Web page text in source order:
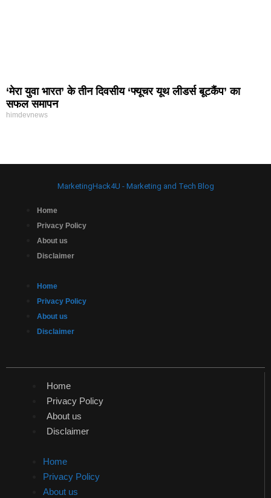
‘मेरा युवा भारत’ के तीन दिवसीय ‘फ्यूचर यूथ लीडर्स बूटकैंप’ का
सफल समापन
himdevnews
MarketingHack4U - Marketing and Tech Blog
Home
Privacy Policy
About us
Disclaimer
Home
Privacy Policy
About us
Disclaimer
Home
Privacy Policy
About us
Disclaimer
Home
Privacy Policy
About us